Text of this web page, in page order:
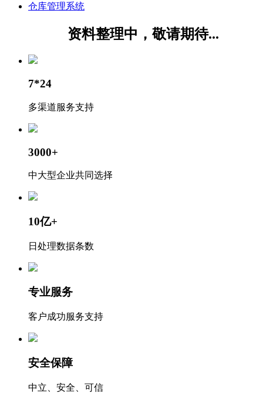
仓库管理系统
资料整理中，敬请期待...
7*24
多渠道服务支持
3000+
中大型企业共同选择
10亿+
日处理数据条数
专业服务
客户成功服务支持
安全保障
中立、安全、可信